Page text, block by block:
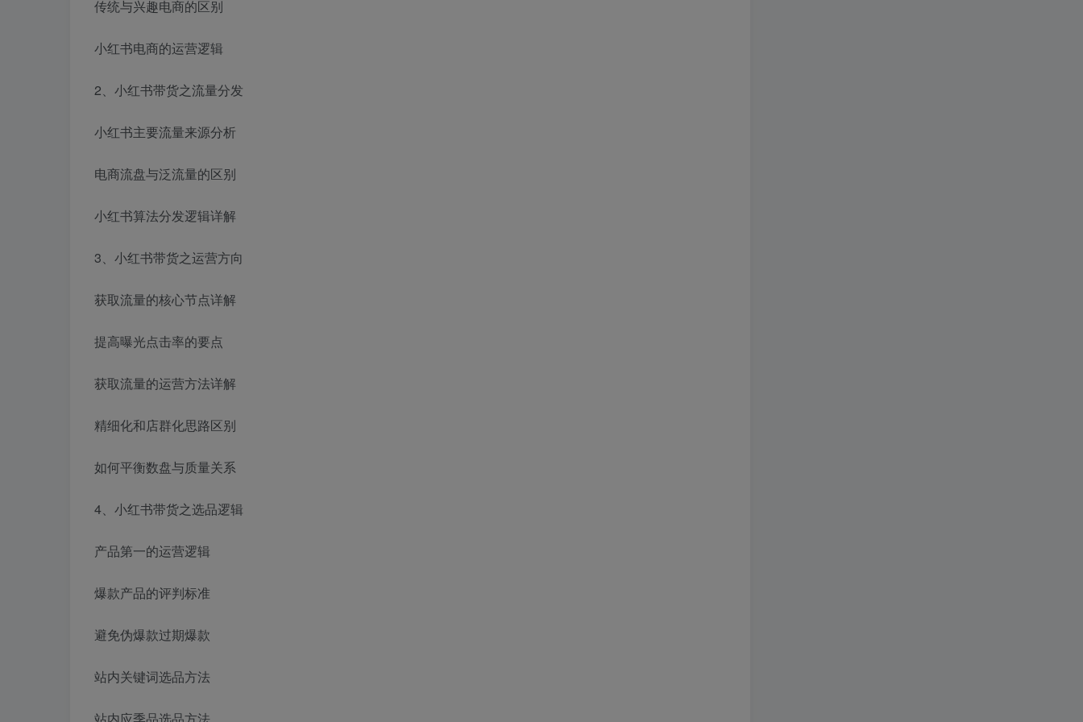
传统与兴趣电商的区别
小红书电商的运营逻辑
2、小红书带货之流量分发
小红书主要流量来源分析
电商流盘与泛流量的区别
小红书算法分发逻辑详解
3、小红书带货之运营方向
获取流量的核心节点详解
提高曝光点击率的要点
获取流量的运营方法详解
精细化和店群化思路区别
如何平衡数盘与质量关系
4、小红书带货之选品逻辑
产品第一的运营逻辑
爆款产品的评判标准
避免伪爆款过期爆款
站内关键词选品方法